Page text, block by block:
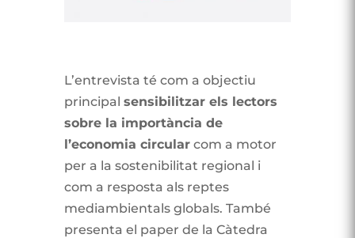
L’entrevista té com a objectiu
principal sensibilitzar els lectors
sobre la importància de
l’economia circularcom a motor
per a la sostenibilitat regional i
com a resposta als reptes
mediambientals globals. També
presenta el paper de la Càtedra